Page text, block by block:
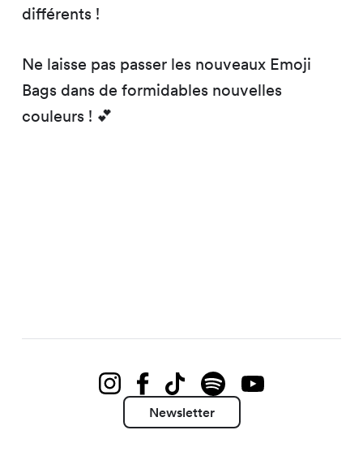
différents !
Ne laisse pas passer les nouveaux Emoji
Bags dans de formidables nouvelles
couleurs ! 💕
Newsletter